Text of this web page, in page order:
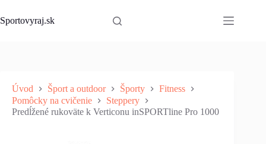
to
content
Sportovyraj.sk
Úvod Šport a outdoor Športy
Fitness
Pomôcky na cvičenie
Steppery
Predĺžené rukoväte k Verticonu inSPORTline Pro 1000